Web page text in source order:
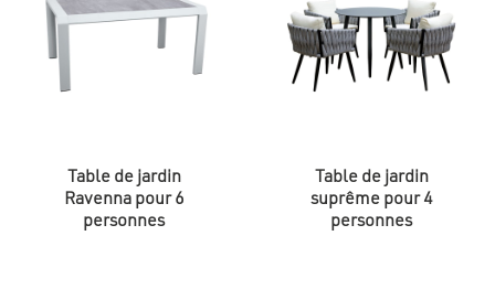
Table de jardin
Ravenna pour 6
personnes
Table de jardin
suprême pour 4
personnes